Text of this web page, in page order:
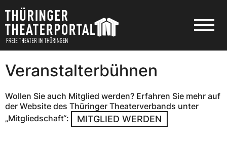
Veranstalterbühnen
Wollen Sie auch Mitglied werden? Erfahren Sie mehr auf
der Website des Thüringer Theaterverbands unter
„Mitgliedschaft“:
MITGLIED WERDEN